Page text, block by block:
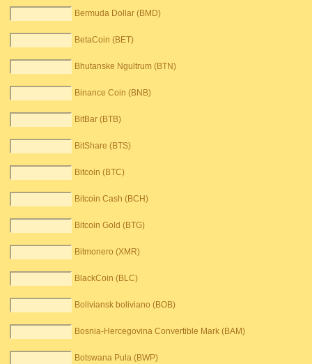
Bermuda Dollar (BMD)
BetaCoin (BET)
Bhutanske Ngultrum (BTN)
Binance Coin (BNB)
BitBar (BTB)
BitShare (BTS)
Bitcoin (BTC)
Bitcoin Cash (BCH)
Bitcoin Gold (BTG)
Bitmonero (XMR)
BlackCoin (BLC)
Boliviansk boliviano (BOB)
Bosnia-Hercegovina Convertible Mark (BAM)
Botswana Pula (BWP)